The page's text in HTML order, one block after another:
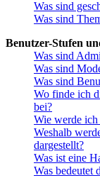
Was sind
Was sind
Benutzer-Stufen
Was sind
Was sind
Was sind
Wo finde ich
bei?
Wie werde
Weshalb
dargestellt?
Was ist eine
Was bedeutet